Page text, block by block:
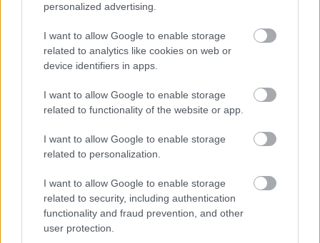
personalized advertising.
I want to allow Google to enable storage
related to analytics like cookies on web or
device identifiers in apps.
I want to allow Google to enable storage
related to functionality of the website or app.
I want to allow Google to enable storage
related to personalization.
I want to allow Google to enable storage
related to security, including authentication
functionality and fraud prevention, and other
user protection.
Idén 100 esetben szenvedtek el
Lázár is megszólalt az ügyben
az utóbbi két évben meredeken emelkedett a támadások
száma a MÁV-csoport közfeladatot ellátó
Lapszemle